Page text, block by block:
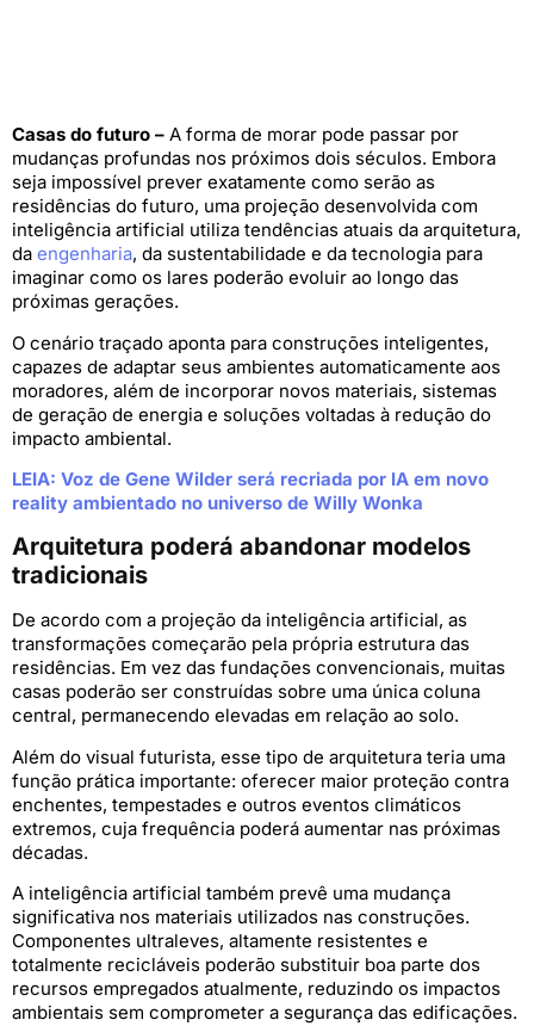
Casas do futuro – A forma de morar pode passar por
mudanças profundas nos próximos dois séculos. Embora
seja impossível prever exatamente como serão as
residências do futuro, uma projeção desenvolvida com
inteligência artificial utiliza tendências atuais da arquitetura,
da engenharia, da sustentabilidade e da tecnologia para
imaginar como os lares poderão evoluir ao longo das
próximas gerações.
O cenário traçado aponta para construções inteligentes,
capazes de adaptar seus ambientes automaticamente aos
moradores, além de incorporar novos materiais, sistemas
de geração de energia e soluções voltadas à redução do
impacto ambiental.
LEIA: Voz de Gene Wilder será recriada por IA em novo
reality ambientado no universo de Willy Wonka
Arquitetura poderá abandonar modelos
tradicionais
De acordo com a projeção da inteligência artificial, as
transformações começarão pela própria estrutura das
residências. Em vez das fundações convencionais, muitas
casas poderão ser construídas sobre uma única coluna
central, permanecendo elevadas em relação ao solo.
Além do visual futurista, esse tipo de arquitetura teria uma
função prática importante: oferecer maior proteção contra
enchentes, tempestades e outros eventos climáticos
extremos, cuja frequência poderá aumentar nas próximas
décadas.
A inteligência artificial também prevê uma mudança
significativa nos materiais utilizados nas construções.
Componentes ultraleves, altamente resistentes e
totalmente recicláveis poderão substituir boa parte dos
recursos empregados atualmente, reduzindo os impactos
ambientais sem comprometer a segurança das edificações.